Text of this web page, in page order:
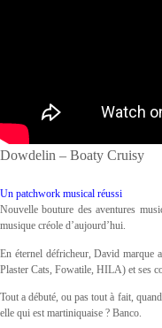
Dowdelin – Boaty Cruisy
Un patchwork musical réussi
Nouvelle bouture des aventures
musique créole d’aujourd’hui.
En éternel défricheur, David marque
Plaster Cats, Fowatile, HILA) et ses
Tout a débuté, ou pas tout à fait,
elle qui est martiniquaise ? Banco.